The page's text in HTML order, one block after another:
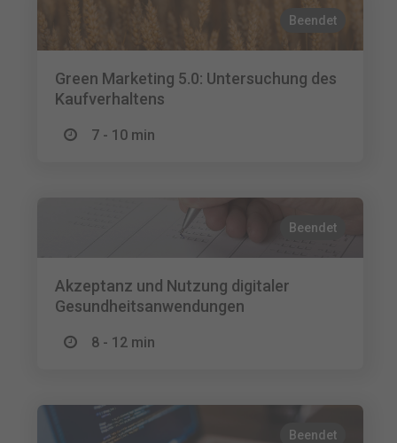
Beendet
Green Marketing 5.0: Untersuchung des
Kaufverhaltens
7 - 10 min
Beendet
Akzeptanz und Nutzung digitaler
Gesundheitsanwendungen
8 - 12 min
Beendet